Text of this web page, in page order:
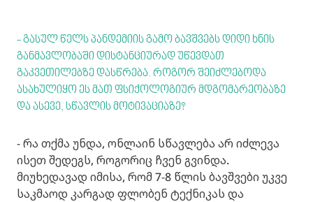
- გასულ წელს პანდემიის გამო ბავშვებს დიდი ხნის
განმავლობაში დისტანციურად უწევდათ
გაკვეთილებზე დასწრება. როგორ შეიძლებოდა
ასახულიყო ეს მათ ფსიქოლოგიურ მდგომარეობაზე
და ასევე, სწავლის მოტივაციაზე?
- რა თქმა უნდა, ონლაინ სწავლება არ იძლევა
ისეთ შედეგს, როგორიც ჩვენ გვინდა.
მიუხედავად იმისა, რომ 7-8 წლის ბავშვები უკვე
საკმაოდ კარგად ფლობენ ტექნიკას და